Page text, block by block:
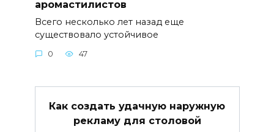
аромастилистов
Всего несколько лет назад еще
существовало устойчивое
0 47
Как создать удачную наружную
рекламу для столовой